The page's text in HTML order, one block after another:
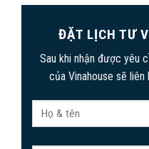
ĐẶT LỊCH TƯ
Sau khi nhận được yêu
của Vinahouse sẽ